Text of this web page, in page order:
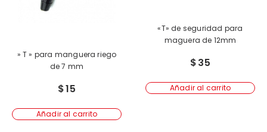
» T » para manguera riego
de 7 mm
$15
Añadir al carrito
«T» de seguridad para
maguera de 12mm
$35
Añadir al carrito